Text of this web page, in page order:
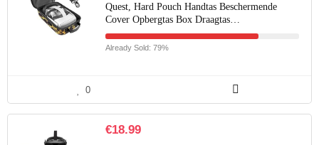
Quest, Hard Pouch Handtas Beschermende
Cover Opbergtas Box Draagtas…
Already Sold: 79%
0
€18.99